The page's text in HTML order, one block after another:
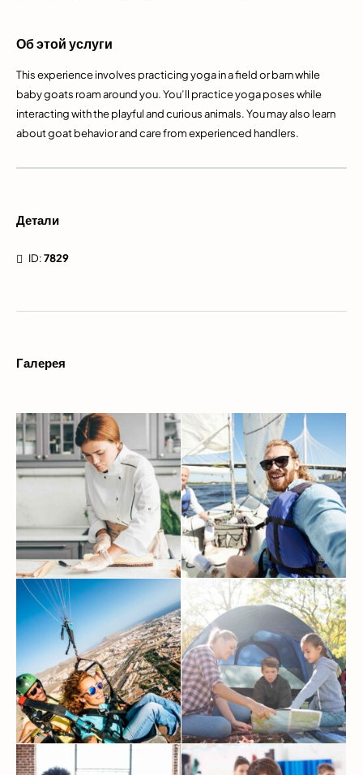
Об этой услуги
This experience involves practicing yoga in a field or barn while
baby goats roam around you. You’ll practice yoga poses while
interacting with the playful and curious animals. You may also learn
about goat behavior and care from experienced handlers.
Детали
ID:7829
Галерея